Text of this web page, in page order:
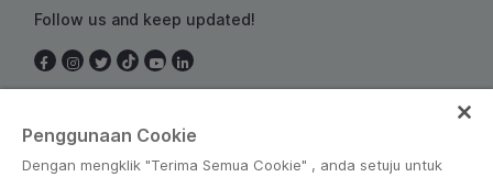
Follow us and keep updated!
Penggunaan Cookie
Dengan mengklik "Terima Semua Cookie" , anda setuju untuk